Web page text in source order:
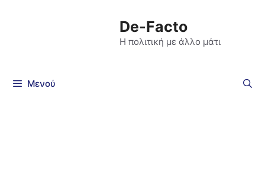
De-Facto
Η πολιτική με άλλο μάτι
Μενού